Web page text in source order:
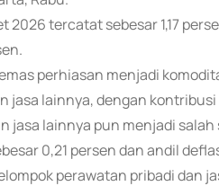
2026 tercatat sebesar 1,17
perhiasan menjadi
jasa lainnya, dengan
jasa lainnya pun menjadi
0,21 persen dan andil
perawatan pribadi dan